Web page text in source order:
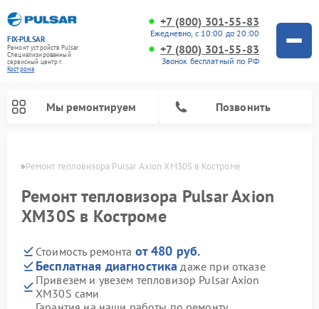
FIX-PULSAR
Ремонт устройств Pulsar
Специализированный
cервисный центр г.
Кострома
+7 (800) 301-55-83
Ежедневно, с 10:00 до 20:00
+7 (800) 301-55-83
Звонок бесплатный по РФ
Мы ремонтируем Позвонить
Ремонт тепловизора Pulsar Axion XM30S в Костроме
Ремонт тепловизора Pulsar Axion
XM30S в Костроме
Стоимость ремонта от 480 руб.
Бесплатная диагностика даже при отказе
Привезем и увезем тепловизор Pulsar Axion
XM30S сами